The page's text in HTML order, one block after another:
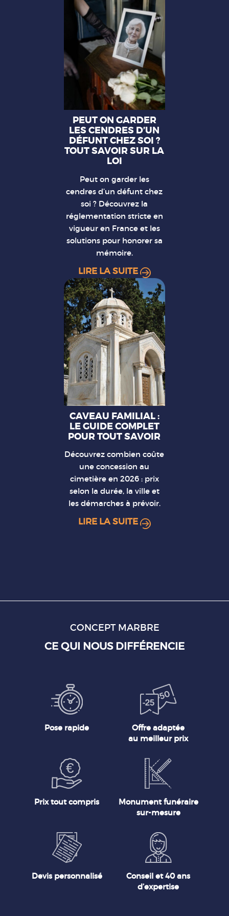
PEUT ON GARDER
LES CENDRES D’UN
DÉFUNT CHEZ SOI ?
TOUT SAVOIR SUR LA
LOI
Peut on garder les
cendres d’un défunt chez
soi ? Découvrez la
réglementation stricte en
vigueur en France et les
solutions pour honorer sa
mémoire.
LIRE LA SUITE
CAVEAU FAMILIAL :
LE GUIDE COMPLET
POUR TOUT SAVOIR
Découvrez combien coûte
une concession au
cimetière en 2026 : prix
selon la durée, la ville et
les démarches à prévoir.
LIRE LA SUITE
CONCEPT MARBRE
CE QUI NOUS DIFFÉRENCIE
Pose rapide
Offre adaptée
au meilleur prix
Prix tout compris
Monument funéraire
sur-mesure
Devis personnalisé
Conseil et 40 ans
d’expertise